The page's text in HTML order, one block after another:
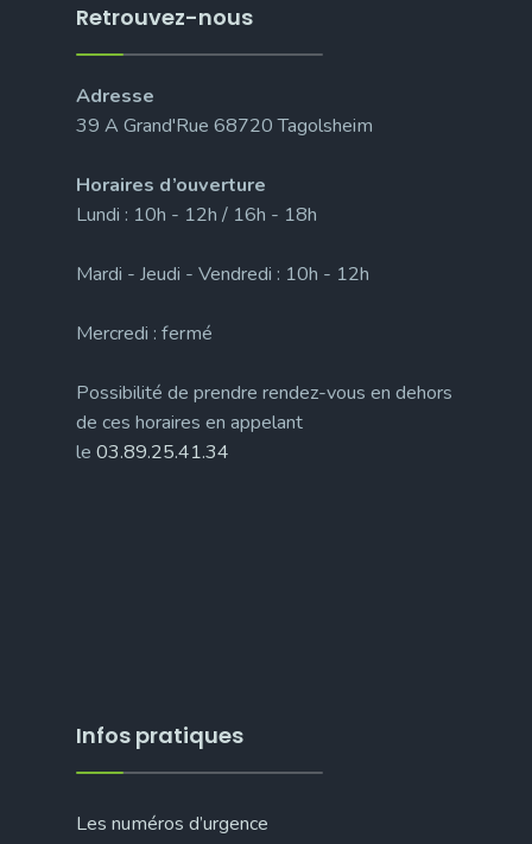
Retrouvez-nous
Adresse
39 A Grand'Rue 68720 Tagolsheim
Horaires d’ouverture
Lundi : 10h - 12h / 16h - 18h
Mardi - Jeudi - Vendredi : 10h - 12h
Mercredi : fermé
Possibilité de prendre rendez-vous en dehors
de ces horaires en appelant
le 03.89.25.41.34
Infos pratiques
Les numéros d’urgence